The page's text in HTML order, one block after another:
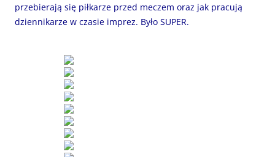
przebierają się piłkarze przed meczem oraz jak pracują
dziennikarze w czasie imprez. Było SUPER.